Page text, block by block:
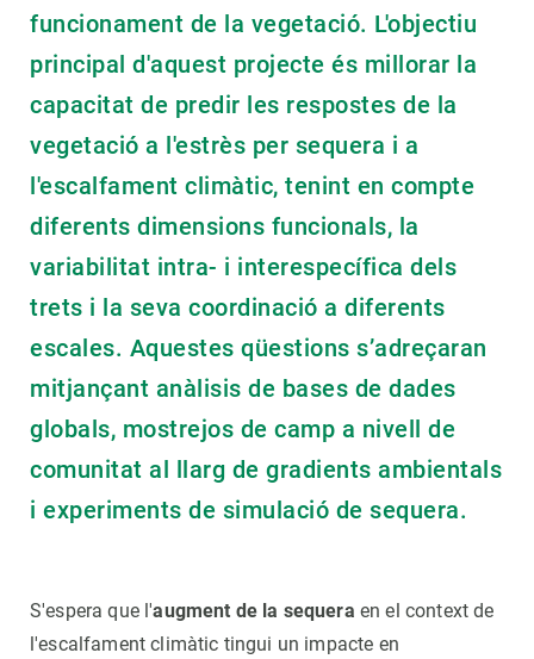
funcionament de la vegetació. L'objectiu
principal d'aquest projecte és millorar la
capacitat de predir les respostes de la
vegetació a l'estrès per sequera i a
l'escalfament climàtic, tenint en compte
diferents dimensions funcionals, la
variabilitat intra- i interespecífica dels
trets i la seva coordinació a diferents
escales. Aquestes qüestions s’adreçaran
mitjançant anàlisis de bases de dades
globals, mostrejos de camp a nivell de
comunitat al llarg de gradients ambientals
i experiments de simulació de sequera.
S'espera que l'augment de la sequera en el context de
l'escalfament climàtic tingui un impacte en